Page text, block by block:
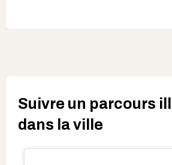
Suivre un parcours
dans la ville